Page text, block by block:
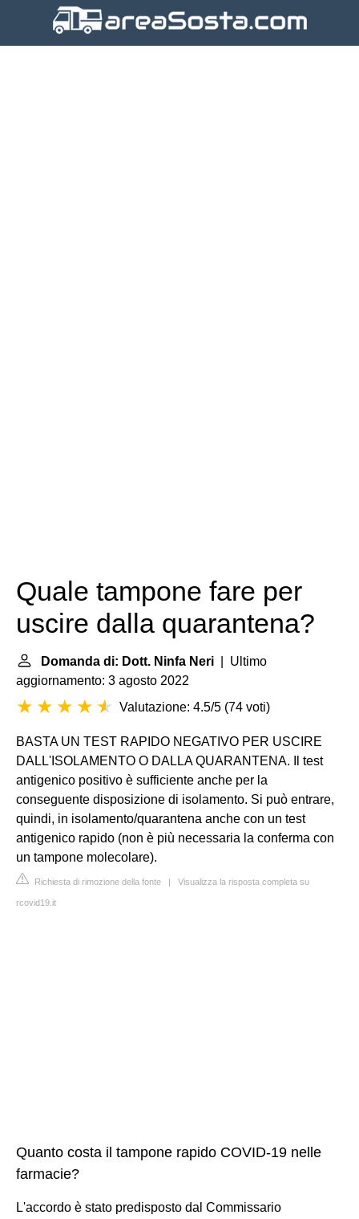
Quale tampone fare per
uscire dalla quarantena?
Domanda di: Dott. Ninfa Neri | Ultimo
aggiornamento: 3 agosto 2022
Valutazione: 4.5/5 (74 voti)
BASTA UN TEST RAPIDO NEGATIVO PER USCIRE
DALL'ISOLAMENTO O DALLA QUARANTENA. Il test
antigenico positivo è sufficiente anche per la
conseguente disposizione di isolamento. Si può entrare,
quindi, in isolamento/quarantena anche con un test
antigenico rapido (non è più necessaria la conferma con
un tampone molecolare).
Richiesta di rimozione della fonte | Visualizza la risposta completa su
rcovid19.it
Quanto costa il tampone rapido COVID-19 nelle
farmacie?
L'accordo è stato predisposto dal Commissario